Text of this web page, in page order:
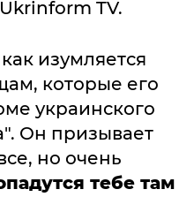
TV.
изумляется
которые его
украинского
Он призывает
но очень
тебе там